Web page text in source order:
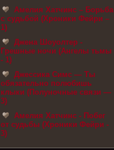
Амелия Хатчинс – Борьба
с судьбой (Хроники Фейри –
1)
Джена Шоуолтер -
Грешные ночи (Ангелы тьмы
- 1)
Джессика Симс — Ты
обязательно полюбишь
клыки (Полуночные связи —
3)
Амелия Хатчинс - Побег
от судьбы (Хроники Фейри -
3)